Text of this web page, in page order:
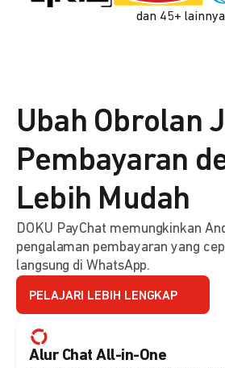
dan 45+ lainnya
Alur Chat All-in-One
Ubah Obrolan
Pembayaran
Lebih Mudah
DOKU PayChat memungkinkan
pengalaman pembayaran yang
langsung di WhatsApp.
PELAJARI LEBIH LENGKAP